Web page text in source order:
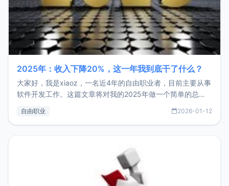
2025年：收入下降20%，这一年我到底干了什么？
大家好，我是xiaoz，一名近4年的自由职业者，目前主要从事
软件开发工作。这篇文章将对我的2025年做一个简单的总
收入下降20%，但却过得很充实，2026年不求突破，但求保
自由职业 2026-01-12